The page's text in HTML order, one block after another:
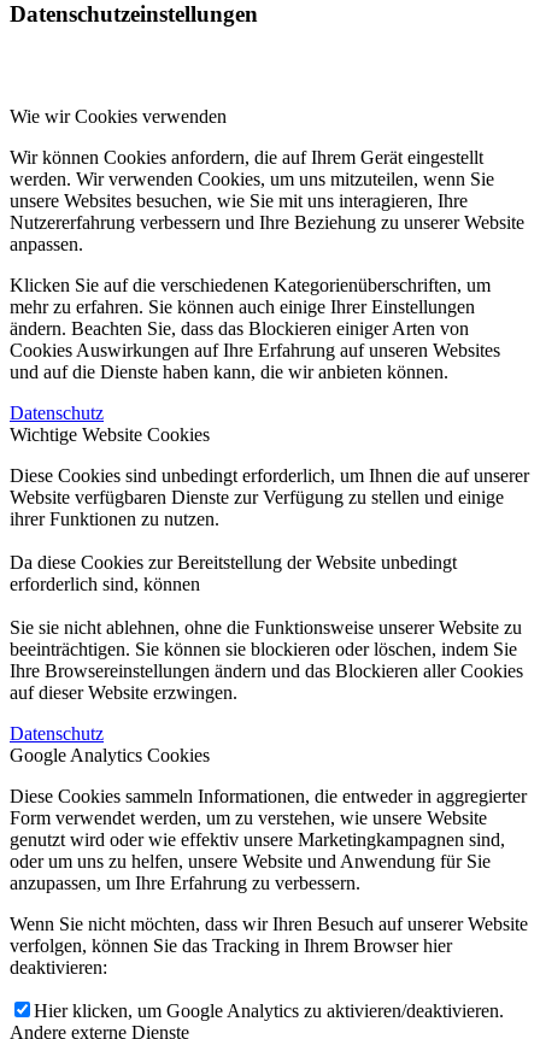
Datenschutzeinstellungen
Wie wir Cookies verwenden
Wir können Cookies anfordern, die auf Ihrem Gerät eingestellt
werden. Wir verwenden Cookies, um uns mitzuteilen, wenn Sie
unsere Websites besuchen, wie Sie mit uns interagieren, Ihre
Nutzererfahrung verbessern und Ihre Beziehung zu unserer Website
anpassen.
Klicken Sie auf die verschiedenen Kategorienüberschriften, um
mehr zu erfahren. Sie können auch einige Ihrer Einstellungen
ändern. Beachten Sie, dass das Blockieren einiger Arten von
Cookies Auswirkungen auf Ihre Erfahrung auf unseren Websites
und auf die Dienste haben kann, die wir anbieten können.
Datenschutz
Wichtige Website Cookies
Diese Cookies sind unbedingt erforderlich, um Ihnen die auf unserer
Website verfügbaren Dienste zur Verfügung zu stellen und einige
ihrer Funktionen zu nutzen.
Da diese Cookies zur Bereitstellung der Website unbedingt
erforderlich sind, können
Sie sie nicht ablehnen, ohne die Funktionsweise unserer Website zu
beeinträchtigen. Sie können sie blockieren oder löschen, indem Sie
Ihre Browsereinstellungen ändern und das Blockieren aller Cookies
auf dieser Website erzwingen.
Datenschutz
Google Analytics Cookies
Diese Cookies sammeln Informationen, die entweder in aggregierter
Form verwendet werden, um zu verstehen, wie unsere Website
genutzt wird oder wie effektiv unsere Marketingkampagnen sind,
oder um uns zu helfen, unsere Website und Anwendung für Sie
anzupassen, um Ihre Erfahrung zu verbessern.
Wenn Sie nicht möchten, dass wir Ihren Besuch auf unserer Website
verfolgen, können Sie das Tracking in Ihrem Browser hier
deaktivieren:
Hier klicken, um Google Analytics zu aktivieren/deaktivieren.
Andere externe Dienste